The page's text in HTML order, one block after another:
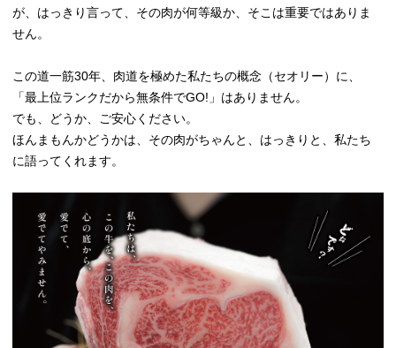
が、はっきり言って、その肉が何等級か、そこは重要ではありま
せん。
この道一筋30年、肉道を極めた私たちの概念（セオリー）に、
「最上位ランクだから無条件でGO!」はありません。
でも、どうか、ご安心ください。
ほんまもんかどうかは、その肉がちゃんと、はっきりと、私たち
に語ってくれます。